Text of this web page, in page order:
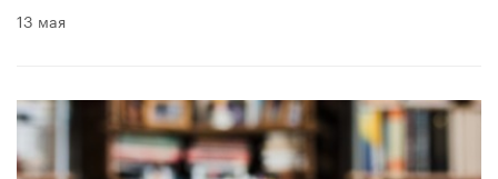
13 мая